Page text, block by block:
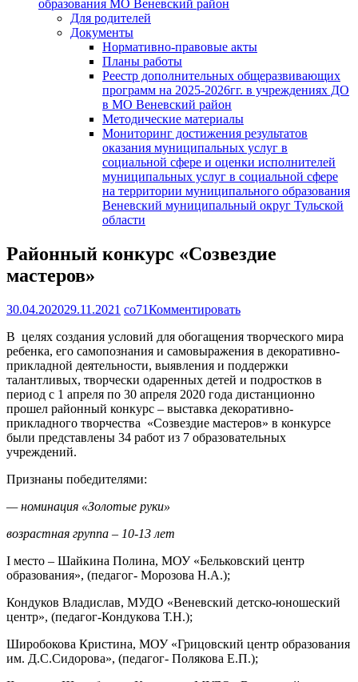
образования МО Веневский район
Для родителей
Документы
Нормативно-правовые акты
Планы работы
Реестр дополнительных общеразвивающих
программ на 2025-2026гг. в учреждениях ДО
в МО Веневский район
Методические материалы
Мониторинг достижения результатов
оказания муниципальных услуг в
социальной сфере и оценки исполнителей
муниципальных услуг в социальной сфере
на территории муниципального образования
Веневский муниципальный округ Тульской
области
Районный конкурс «Созвездие
мастеров»
30.04.202029.11.2021 co71Комментировать
В целях создания условий для обогащения творческого мира
ребенка, его самопознания и самовыражения в декоративно-
прикладной деятельности, выявления и поддержки
талантливых, творчески одаренных детей и подростков в
период с 1 апреля по 30 апреля 2020 года дистанционно
прошел районный конкурс – выставка декоративно-
прикладного творчества «Созвездие мастеров» в конкурсе
были представлены 34 работ из 7 образовательных
учреждений.
Признаны победителями:
— номинация «Золотые руки»
возрастная группа – 10-13 лет
I место – Шайкина Полина, МОУ «Бельковский центр
образования», (педагог- Морозова Н.А.);
Кондуков Владислав, МУДО «Веневский детско-юношеский
центр», (педагог-Кондукова Т.Н.);
Широбокова Кристина, МОУ «Грицовский центр образования
им. Д.С.Сидорова», (педагог- Полякова Е.П.);